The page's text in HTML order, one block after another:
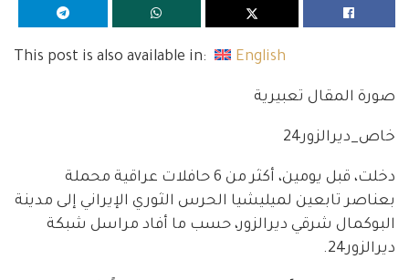
This post is also available in: English
صورة المقال تعبيرية
خاص_ديرالزور24
دخلت، قبل يومين، أكثر من 6 حافلات عراقية محملة
بعناصر تابعين لميليشيا الحرس الثوري الإيراني إلى مدينة
البوكمال شرقي ديرالزور، حسب ما أفاد مراسل شبكة
ديرالزور24.